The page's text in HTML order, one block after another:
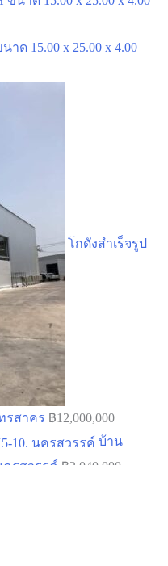
ด 15.00 x 25.00 x 4.00
โกดังสำเร็จรูป
รสาคร ฿12,000,000
บ้าน
ครสวรรค์ ฿2,040,000